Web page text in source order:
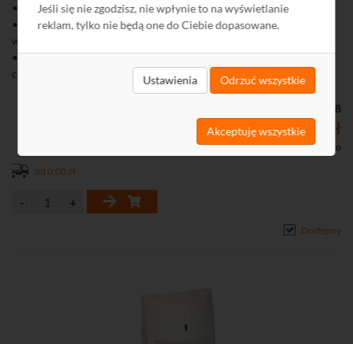
Jeśli się nie zgodzisz, nie wpłynie to na wyświetlanie
reklam, tylko nie będą one do Ciebie dopasowane.
Ustawienia Odrzuć wszystkie
Akceptuję wszystkie
• Dwa tory detekcji: PIR i mikrofalowy
• Aktywny antymasking IR realizowany w zastosowaniach
wewnętrznych
• Wbudowany czujnik zmierzchu umożliwiający zastosowanie
czujki w systemach automatyki
• Konfiguracja czułości torów detekcji i czułości czujnika
• Wbudowany odbiornik sygnału pilota na podczerwień OPT-1
• Zdalna konfiguracja czułości torów detekcji i czujnika zmierzchu
przy pomocy pilota OPT-1 bez konieczności otwierania obudowy
czujki
• Bryzgoszczelna obudowa poliwęglanowa z klasą szczelności IP54
• Ochrona sabotażowa przed otwarciem i oderwaniem od podłoża
• Cyfrowa kompensacja temperatury zapewniająca poprawną
Kod: G3028
622,38 zł
506,00 zł netto
od 0,00 zł
Dostępny